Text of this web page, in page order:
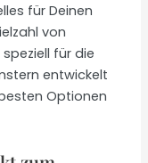
für Deinen
von
für die
entwickelt
Optionen